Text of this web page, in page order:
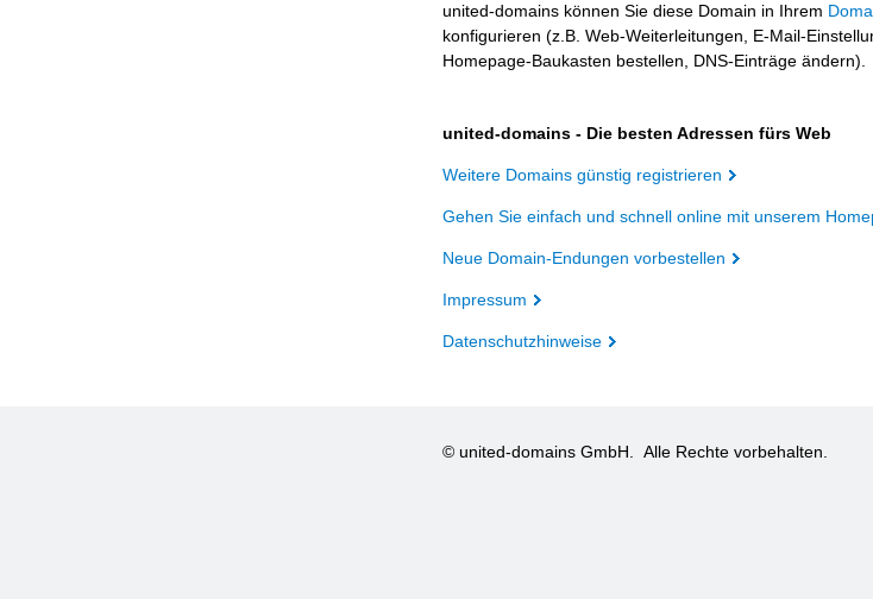
united-domains können Sie diese Domain in Ihrem
konfigurieren (z.B. Web-Weiterleitungen, E-Mail-
Homepage-Baukasten bestellen, DNS-Einträge ändern).
united-domains - Die besten Adressen fürs Web
Weitere Domains günstig registrieren
Gehen Sie einfach und schnell online mit unserem
Neue Domain-Endungen vorbestellen
Impressum
Datenschutzhinweise
© united-domains GmbH. Alle Rechte vorbehalten.